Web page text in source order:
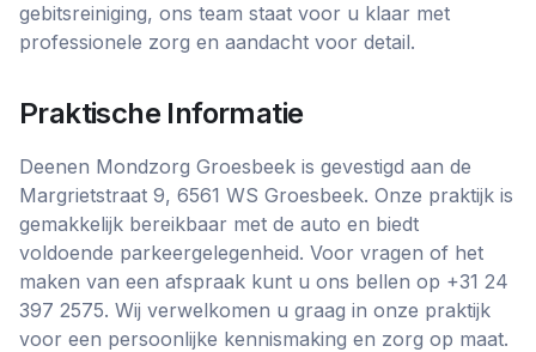
gebitsreiniging, ons team staat voor u klaar met
professionele zorg en aandacht voor detail.
Praktische Informatie
Deenen Mondzorg Groesbeek is gevestigd aan de
Margrietstraat 9, 6561 WS Groesbeek. Onze praktijk is
gemakkelijk bereikbaar met de auto en biedt
voldoende parkeergelegenheid. Voor vragen of het
maken van een afspraak kunt u ons bellen op +31 24
397 2575. Wij verwelkomen u graag in onze praktijk
voor een persoonlijke kennismaking en zorg op maat.